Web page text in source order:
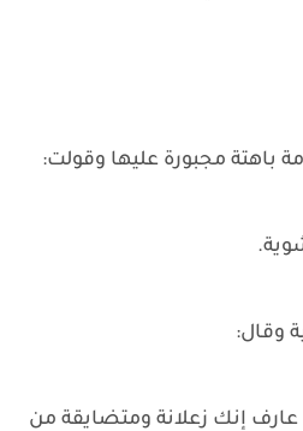
باهتة مجبورة عليها وقولت:
وقال:
إنك زعلانة ومتضايقة من